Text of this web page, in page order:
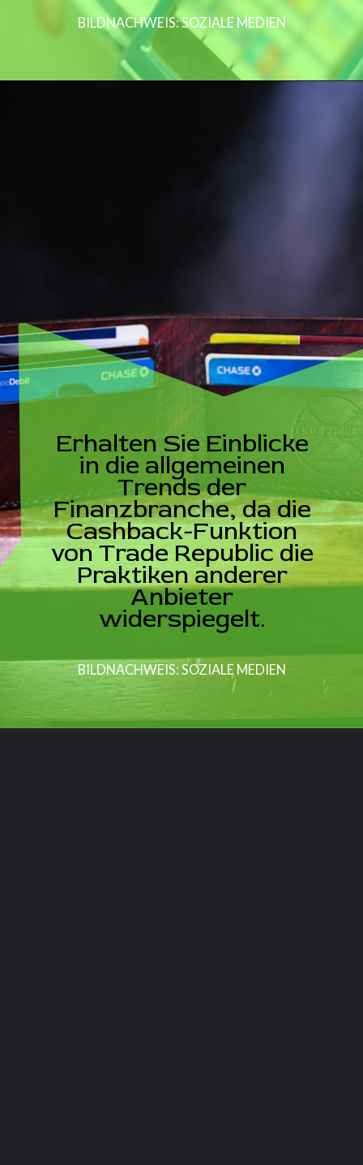
BILDNACHWEIS: SOZIALE MEDIEN
Erhalten Sie Einblicke
in die allgemeinen
Trends der
Finanzbranche, da die
Cashback-Funktion
von Trade Republic die
Praktiken anderer
Anbieter
widerspiegelt.
BILDNACHWEIS: SOZIALE MEDIEN